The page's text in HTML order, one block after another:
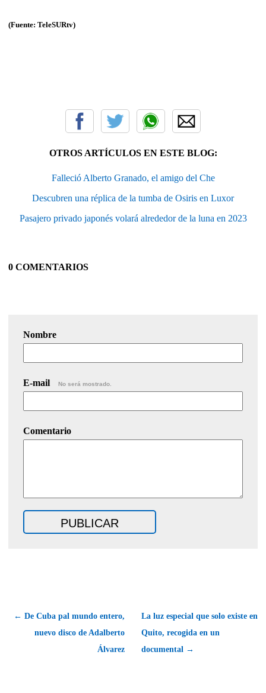
(Fuente: TeleSURtv)
OTROS ARTÍCULOS EN ESTE BLOG:
Falleció Alberto Granado, el amigo del Che
Descubren una réplica de la tumba de Osiris en Luxor
Pasajero privado japonés volará alrededor de la luna en 2023
0 COMENTARIOS
Nombre
E-mail No será mostrado.
Comentario
← De Cuba pal mundo entero,
nuevo disco de Adalberto
Álvarez
La luz especial que solo existe en
Quito, recogida en un
documental →